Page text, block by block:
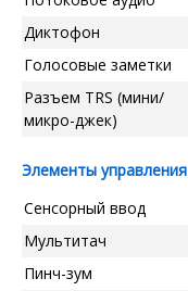
Диктофон
Голосовые заметки
Разъем TRS (мини/
микро-джек)
Элементы управления
Сенсорный ввод
Мультитач
Пинч-зум